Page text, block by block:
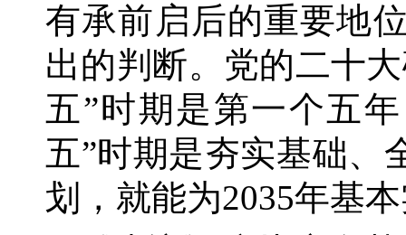
有承前启后的重要地
出的判断。党的二十
五”时期是第一个五
五”时期是夯实基础、
划，就能为2035年基